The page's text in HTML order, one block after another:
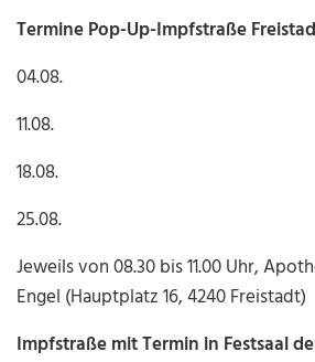
Termine Pop-Up-Impfstraße
04.08.
11.08.
18.08.
25.08.
Jeweils von 08.30 bis 11.00 Uhr,
Engel (Hauptplatz 16, 4240 Freistadt)
Impfstraße mit Termin in Festsaal